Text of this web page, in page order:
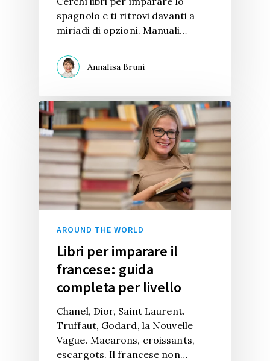
spagnolo e ti ritrovi davanti a
miriadi di opzioni. Manuali…
Annalisa Bruni
AROUND THE WORLD
Libri per imparare il
francese: guida
completa per livello
Chanel, Dior, Saint Laurent.
Truffaut, Godard, la Nouvelle
Vague. Macarons, croissants,
escargots. Il francese non…